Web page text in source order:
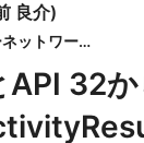
良介)
Yahoo!デベロッパーネットワーク
API 32